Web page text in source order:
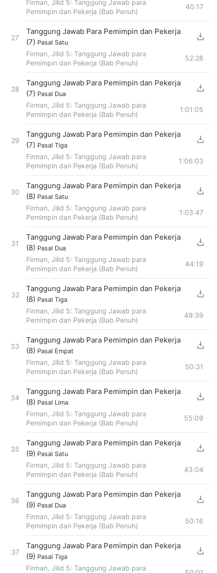
Firman, Jilid 5: Tanggung Jawab para
Pemimpin dan Pekerja (Bab Penuh)
40:17
27
Tanggung Jawab Para Pemimpin dan Pekerja
(7) Pasal Satu
Firman, Jilid 5: Tanggung Jawab para
Pemimpin dan Pekerja (Bab Penuh)
52:28
28
Tanggung Jawab Para Pemimpin dan Pekerja
(7) Pasal Dua
Firman, Jilid 5: Tanggung Jawab para
Pemimpin dan Pekerja (Bab Penuh)
1:01:05
29
Tanggung Jawab Para Pemimpin dan Pekerja
(7) Pasal Tiga
Firman, Jilid 5: Tanggung Jawab para
Pemimpin dan Pekerja (Bab Penuh)
1:06:03
30
Tanggung Jawab Para Pemimpin dan Pekerja
(8) Pasal Satu
Firman, Jilid 5: Tanggung Jawab para
Pemimpin dan Pekerja (Bab Penuh)
1:03:47
31
Tanggung Jawab Para Pemimpin dan Pekerja
(8) Pasal Dua
Firman, Jilid 5: Tanggung Jawab para
Pemimpin dan Pekerja (Bab Penuh)
44:19
32
Tanggung Jawab Para Pemimpin dan Pekerja
(8) Pasal Tiga
Firman, Jilid 5: Tanggung Jawab para
Pemimpin dan Pekerja (Bab Penuh)
49:39
33
Tanggung Jawab Para Pemimpin dan Pekerja
(8) Pasal Empat
Firman, Jilid 5: Tanggung Jawab para
Pemimpin dan Pekerja (Bab Penuh)
50:31
34
Tanggung Jawab Para Pemimpin dan Pekerja
(8) Pasal Lima
Firman, Jilid 5: Tanggung Jawab para
Pemimpin dan Pekerja (Bab Penuh)
55:09
35
Tanggung Jawab Para Pemimpin dan Pekerja
(9) Pasal Satu
Firman, Jilid 5: Tanggung Jawab para
Pemimpin dan Pekerja (Bab Penuh)
43:04
36
Tanggung Jawab Para Pemimpin dan Pekerja
(9) Pasal Dua
Firman, Jilid 5: Tanggung Jawab para
Pemimpin dan Pekerja (Bab Penuh)
50:16
37
Tanggung Jawab Para Pemimpin dan Pekerja
(9) Pasal Tiga
Firman, Jilid 5: Tanggung Jawab para